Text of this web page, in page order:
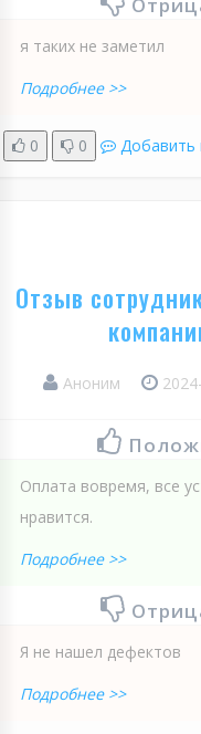
я таких не заметил
Подробнее >>
0 0 Добавить
Отзыв
Аноним
Оплата вовремя, все
нравится.
Подробнее >>
Я не нашел дефектов
Подробнее >>